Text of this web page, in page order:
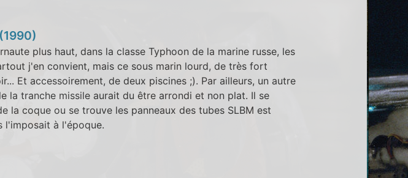
plus haut, dans la classe Typhoon de la marine russe, les
j'en convient, mais ce sous marin lourd, de très fort
Et accessoirement, de deux piscines ;). Par ailleurs, un autre
la tranche missile aurait du être arrondi et non plat. Il se
la coque ou se trouve les panneaux des tubes SLBM est
l'imposait à l'époque.